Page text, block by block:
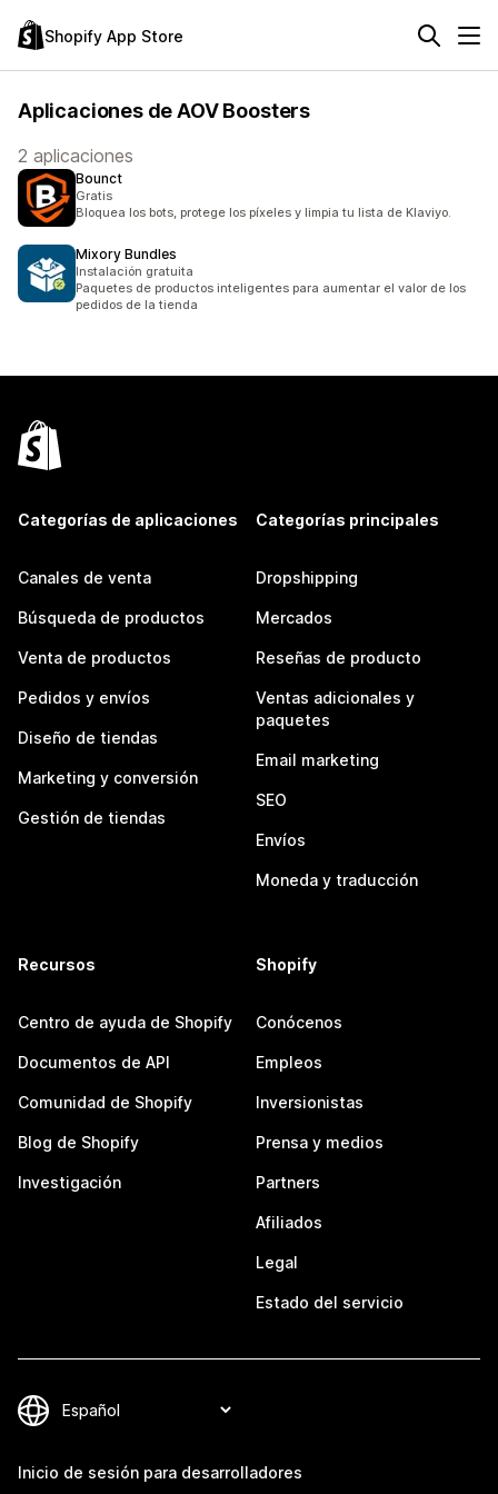
Shopify App Store
Aplicaciones de AOV Boosters
2 aplicaciones
Bounct
Gratis
Bloquea los bots, protege los píxeles y limpia tu lista de Klaviyo.
Mixory Bundles
Instalación gratuita
Paquetes de productos inteligentes para aumentar el valor de los
pedidos de la tienda
Categorías de aplicaciones
Canales de venta
Búsqueda de productos
Venta de productos
Pedidos y envíos
Diseño de tiendas
Marketing y conversión
Gestión de tiendas
Categorías principales
Dropshipping
Mercados
Reseñas de producto
Ventas adicionales y
paquetes
Email marketing
SEO
Envíos
Moneda y traducción
Recursos
Centro de ayuda de Shopify
Documentos de API
Comunidad de Shopify
Blog de Shopify
Investigación
Shopify
Conócenos
Empleos
Inversionistas
Prensa y medios
Partners
Afiliados
Legal
Estado del servicio
Inicio de sesión para desarrolladores